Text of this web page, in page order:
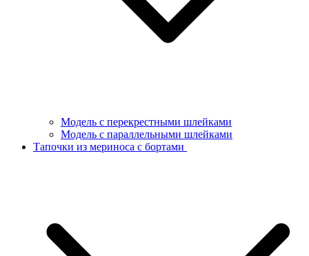
Модель с перекрестными шлейками
Модель с параллельными шлейками
Тапочки из мериноса с бортами